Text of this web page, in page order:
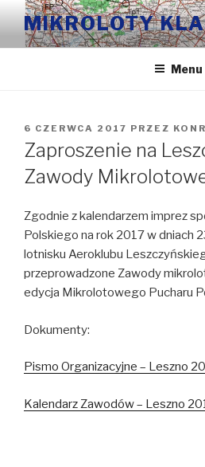
Przeskocz
treści
MIKROLOTY
Menu
OPUBLIKOWANE
W
6 CZERWCA 2017 PRZEZ
Zaproszenie na
Zawody
Zgodnie z kalendarzem imprez
Polskiego na rok 2017 w dniach
lotnisku Aeroklubu
przeprowadzone Zawody
edycja Mikrolotowego Pucharu
Dokumenty:
Pismo Organizacyjne – Leszno
Kalendarz Zawodów – Leszno